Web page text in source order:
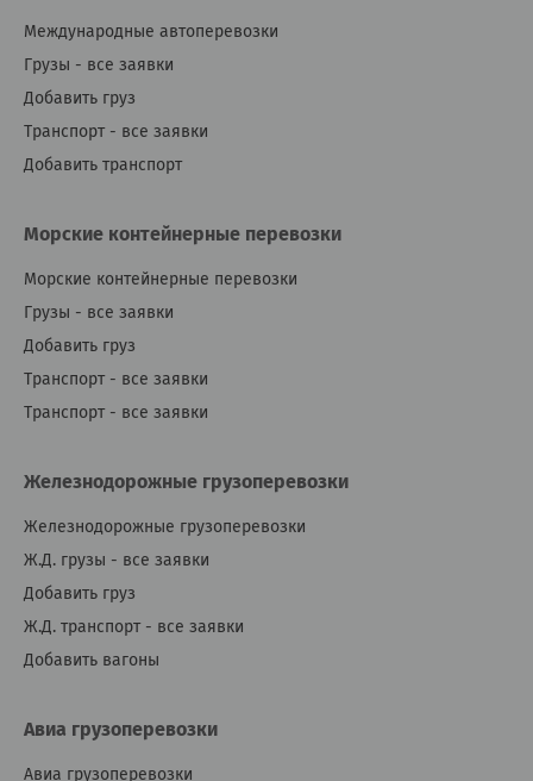
Международные автоперевозки
Грузы - все заявки
Добавить груз
Транспорт - все заявки
Добавить транспорт
Морские контейнерные перевозки
Морские контейнерные перевозки
Грузы - все заявки
Добавить груз
Транспорт - все заявки
Транспорт - все заявки
Железнодорожные грузоперевозки
Железнодорожные грузоперевозки
Ж.Д. грузы - все заявки
Добавить груз
Ж.Д. транспорт - все заявки
Добавить вагоны
Авиа грузоперевозки
Авиа грузоперевозки